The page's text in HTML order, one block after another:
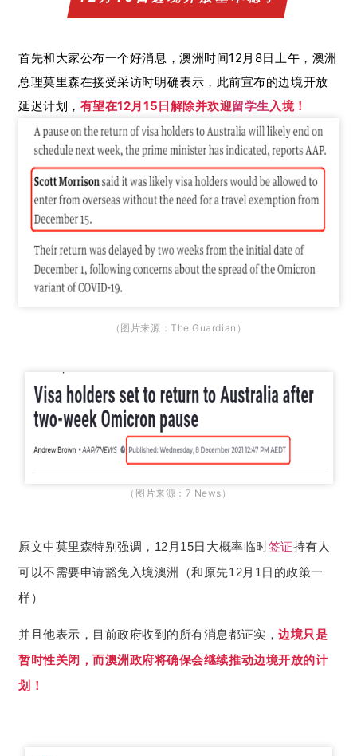
首先和大家公布一个好消息，澳洲时间12月8日上午，澳洲
总理莫里森在接受采访时明确表示，此前宣布的边境开放
延迟计划， 有望在12月15日解除并欢迎留学生 入境！
（图片来源：The Guardian）
（图片来源：7 News）
原文中莫里森特别强调，12月15日大概率临时签证持有人
可以不需要申请豁免入境澳洲（和原先12月1日的政策一
样）
并且他表示，目前政府收到的所有消息都证实，边境只是
暂时性关闭，而澳洲政府将确保会继续推动边境开放的计
划！